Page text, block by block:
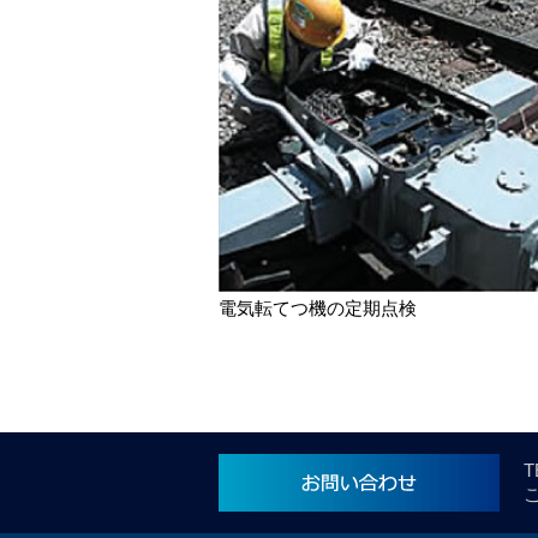
電気転てつ機の定期点検